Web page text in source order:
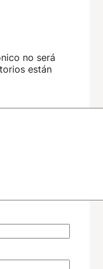
no será
están